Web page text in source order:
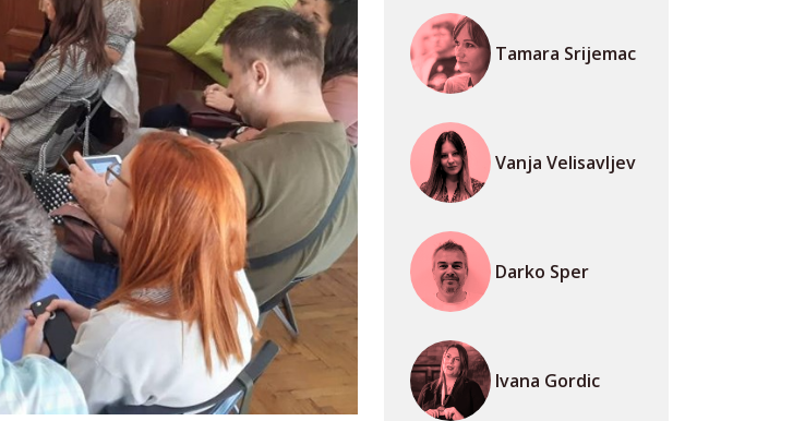
Tamara Srijemac
Vanja Velisavljev
Darko Sper
Ivana Gordic